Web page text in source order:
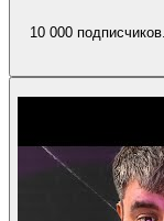
10 000